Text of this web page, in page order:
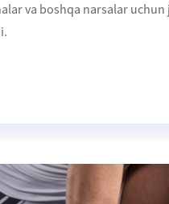
va boshqa narsalar uchun